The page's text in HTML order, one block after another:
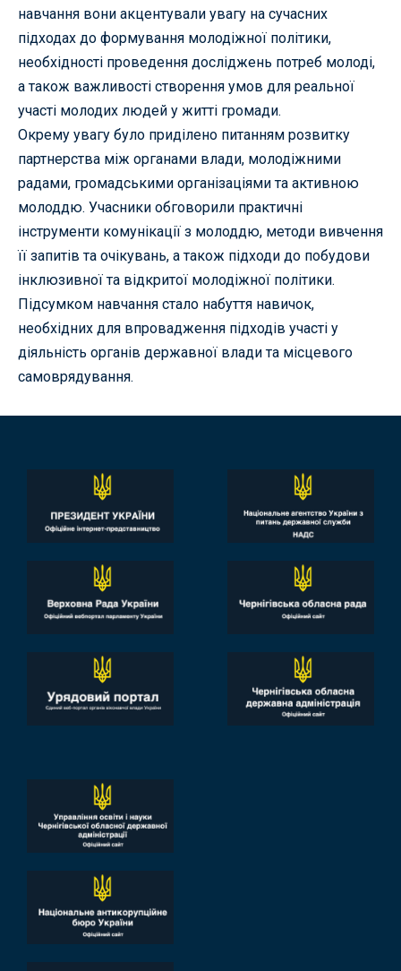
навчання вони акцентували увагу на сучасних
підходах до формування молодіжної політики,
необхідності проведення досліджень потреб молоді,
а також важливості створення умов для реальної
участі молодих людей у житті громади.
Окрему увагу було приділено питанням розвитку
партнерства між органами влади, молодіжними
радами, громадськими організаціями та активною
молоддю. Учасники обговорили практичні
інструменти комунікації з молоддю, методи вивчення
її запитів та очікувань, а також підходи до побудови
інклюзивної та відкритої молодіжної політики.
Підсумком навчання стало набуття навичок,
необхідних для впровадження підходів участі у
діяльність органів державної влади та місцевого
самоврядування.